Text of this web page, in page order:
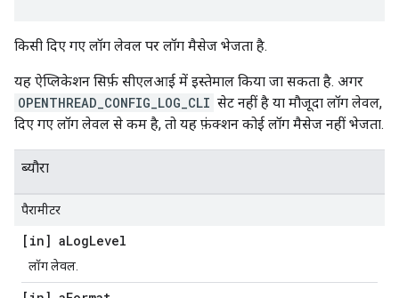
किसी दिए गए लॉग लेवल पर लॉग मैसेज भेजता है.
यह ऐप्लिकेशन सिर्फ़ सीएलआई में इस्तेमाल किया जा सकता है. अगर
OPENTHREAD_CONFIG_LOG_CLI सेट नहीं है या मौजूदा लॉग लेवल,
दिए गए लॉग लेवल से कम है, तो यह फ़ंक्शन कोई लॉग मैसेज नहीं भेजता.
ब्यौरा
पैरामीटर
[in] aLogLevel
लॉग लेवल.